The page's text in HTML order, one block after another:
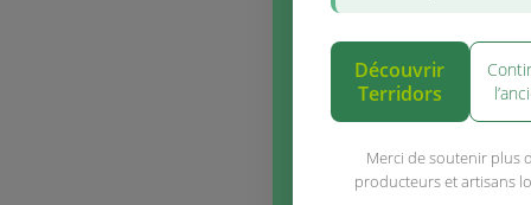
Accéder
(fortement
Si vous
encours /